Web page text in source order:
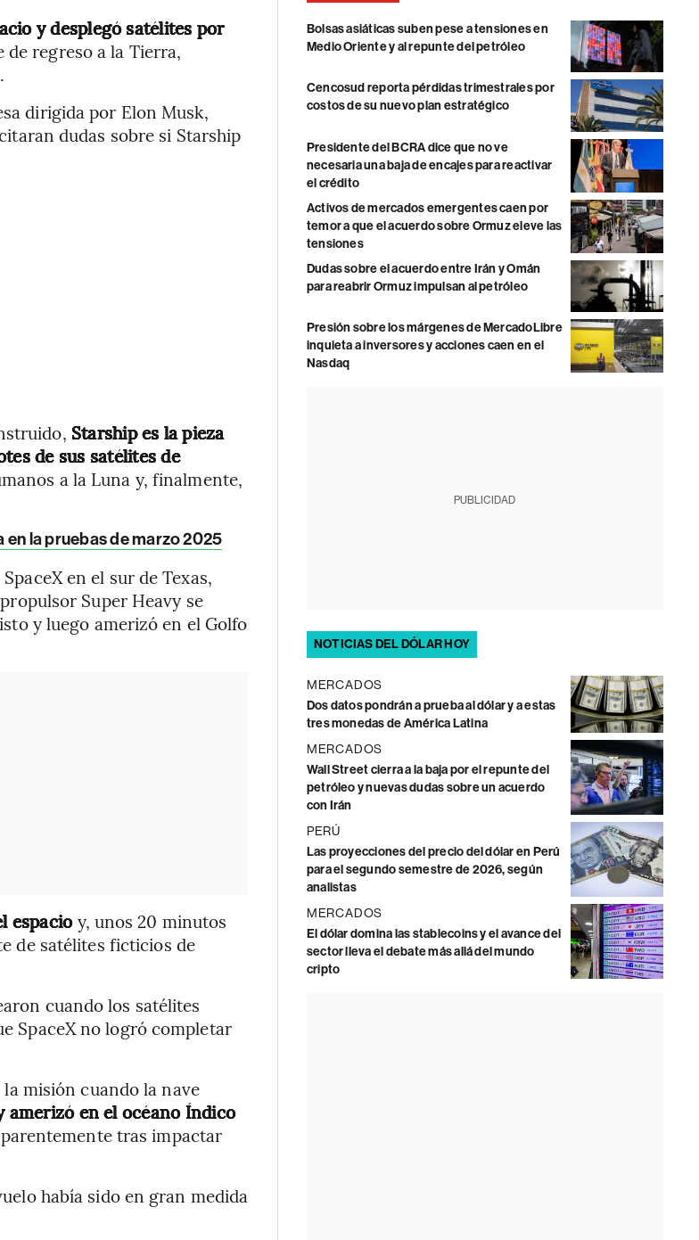
y desplegó satélites por
regreso a la Tierra,
dirigida por Elon Musk,
dudas sobre si Starship
Starship es la pieza
de sus satélites de
a la Luna y, finalmente,
en la pruebas de marzo 2025
en el sur de Texas,
Super Heavy se
y luego amerizó en el Golfo
espacioy, unos 20 minutos
de satélites ficticios de
cuando los satélites
SpaceX no logró completar
misión cuando la nave
amerizó en el océano Índico
tras impactar
había sido en gran medida
Bolsas asiáticas suben pese a tensiones en
Medio Oriente y al repunte del petróleo
Cencosud reporta pérdidas trimestrales por
costos de su nuevo plan estratégico
Presidente del BCRA dice que no ve
necesaria una baja de encajes para reactivar
el crédito
Activos de mercados emergentes caen por
temor a que el acuerdo sobre Ormuz eleve las
tensiones
Dudas sobre el acuerdo entre Irán y Omán
para reabrir Ormuz impulsan al petróleo
Presión sobre los márgenes de MercadoLibre
inquieta a inversores y acciones caen en el
Nasdaq
PUBLICIDAD
NOTICIAS DEL DÓLAR HOY
MERCADOS
Dos datos pondrán a prueba al dólar y a estas
tres monedas de América Latina
MERCADOS
Wall Street cierra a la baja por el repunte del
petróleo y nuevas dudas sobre un acuerdo
con Irán
PERÚ
Las proyecciones del precio del dólar en Perú
para el segundo semestre de 2026, según
analistas
MERCADOS
El dólar domina las stablecoins y el avance del
sector lleva el debate más allá del mundo
cripto